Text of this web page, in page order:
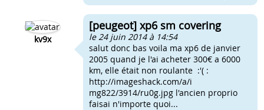
kv9x
[peugeot] xp6 sm covering
le 24 juin 2014 à 14:54
salut donc bas voila ma xp6 de janvier
2005 quand je l'ai acheter 300€ a 6000
km, elle était non roulante :'( :
http://imageshack.com/a/i
mg822/3914/ru0g.jpg l'ancien proprio
faisai n'importe quoi...